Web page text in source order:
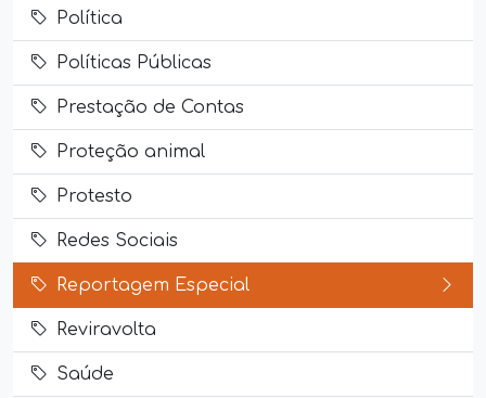
Política
Políticas Públicas
Prestação de Contas
Proteção animal
Protesto
Redes Sociais
Reportagem Especial
Reviravolta
Saúde